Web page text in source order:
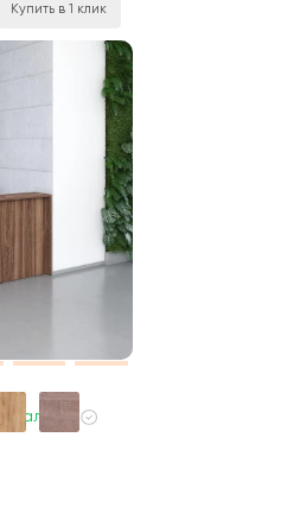
Купить в 1 клик
В наличии